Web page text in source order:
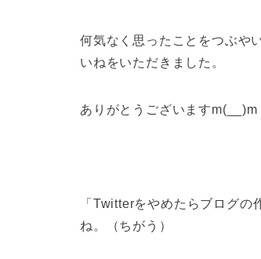
何気なく思ったことをつぶや
いねをいただきました。
ありがとうございますm(__)m
「Twitterをやめたらブログ
ね。（ちがう）